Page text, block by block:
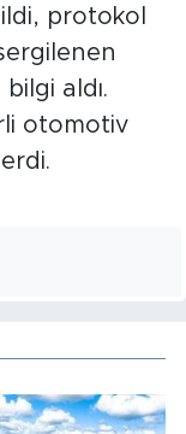
protokol
aldı.
otomotiv